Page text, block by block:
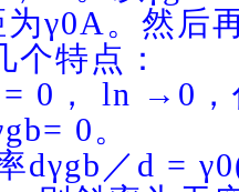
为γ0A。然后
个特点：
， ln →0，
0。
／d =